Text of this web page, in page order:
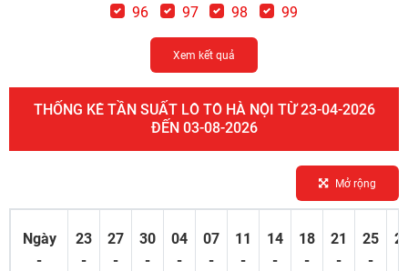
96
97 98 99
Xem kết quả
THỐNG KÊ TẦN SUẤT LÔ TÔ HÀ NỘI TỪ 23-04-2026
ĐẾN 03-08-2026
Mở rộng
Ngày
-
23
-
27
-
30
-
04
-
07
-
11
-
14
-
18
-
21
-
25
-